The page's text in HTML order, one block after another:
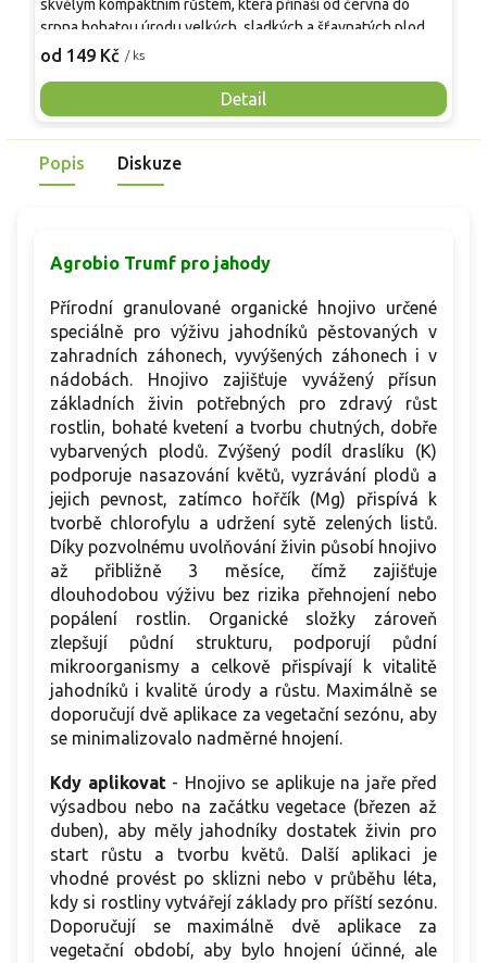
od 149 Kč / ks
Detail
skvělým kompaktním růstem, která přináší od června do
srpna bohatou úrodu velkých, sladkých a šťavnatých plodů.
Pevné vzpřímené výhony tvoří elegantní habitus bez
Mrazuvzdornost do −25 °C a spolehlivá vitalita z něj dělají
skvělou volbu pro každého pěstitele.
Popis Diskuze
Agrobio Trumf pro jahody
Přírodní granulované organické hnojivo určené
speciálně pro výživu jahodníků pěstovaných v
zahradních záhonech, vyvýšených záhonech i v
nádobách. Hnojivo zajišťuje vyvážený přísun
základních živin potřebných pro zdravý růst
rostlin, bohaté kvetení a tvorbu chutných, dobře
vybarvených plodů. Zvýšený podíl draslíku (K)
podporuje nasazování květů, vyzrávání plodů a
jejich pevnost, zatímco hořčík (Mg) přispívá k
tvorbě chlorofylu a udržení sytě zelených listů.
Díky pozvolnému uvolňování živin působí hnojivo
až přibližně 3 měsíce, čímž zajišťuje
dlouhodobou výživu bez rizika přehnojení nebo
popálení rostlin. Organické složky zároveň
zlepšují půdní strukturu, podporují půdní
mikroorganismy a celkově přispívají k vitalitě
jahodníků i kvalitě úrody a růstu. Maximálně se
doporučují dvě aplikace za vegetační sezónu, aby
se minimalizovalo nadměrné hnojení.
Kdy aplikovat- Hnojivo se aplikuje na jaře před
výsadbou nebo na začátku vegetace (březen až
duben), aby měly jahodníky dostatek živin pro
start růstu a tvorbu květů. Další aplikaci je
vhodné provést po sklizni nebo v průběhu léta,
kdy si rostliny vytvářejí základy pro příští sezónu.
Doporučují se maximálně dvě aplikace za
vegetační období, aby bylo hnojení účinné, ale